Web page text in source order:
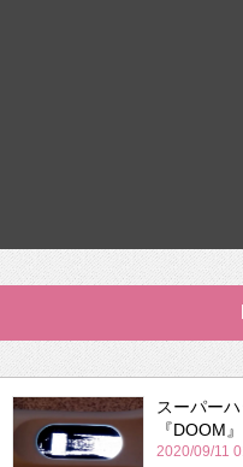
スーパー
『DOOM
2020/09/11